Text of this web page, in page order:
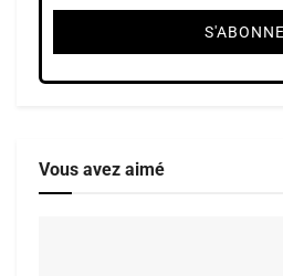
Vous avez aimé